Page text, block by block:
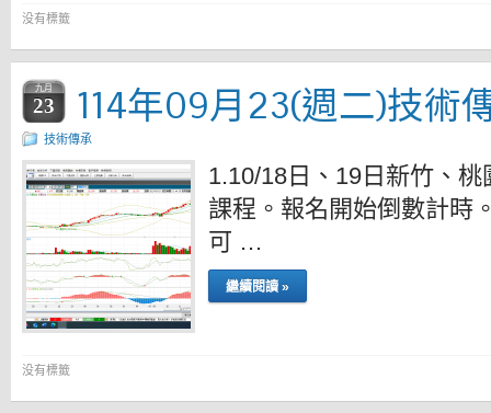
没有標籤
九月
23 114年09月23(週二)技術
技術傳承
1.10/18日、19日新竹、
課程。報名開始倒數計時
可 …
繼續閱讀 »
没有標籤